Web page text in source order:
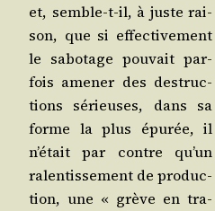
et, semble-t-il, à juste rai­
son, que si effec­ti­ve­ment
le sabo­tage pou­vait par­
fois ame­ner des des­truc­
tions sérieuses, dans sa
forme la plus épu­rée, il
n’était par contre qu’un
ralen­tis­se­ment de pro­duc­
tion, une « grève en tra­